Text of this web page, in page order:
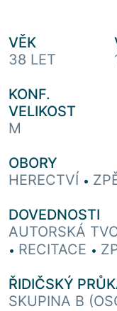
VĚK
38 LET
KONF.
VELIKOST
M
OBORY
HERECTVÍ •
DOVEDNOSTI
AUTORSKÁ
• RECITACE •
ŘIDIČSKÝ
SKUPINA B